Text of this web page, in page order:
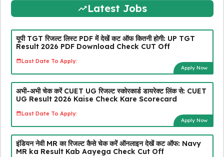
Latest Jobs
यूपी TGT रिजल्ट लिस्ट PDF में देखें कट ऑफ कितनी होगी: UP TGT
Result 2026 PDF Download Check CUT Off
Last Date To Apply:
Apply Now
अभी-अभी चेक करें CUET UG रिजल्ट स्कोरकार्ड डायरेक्ट लिंक से: CUET
UG Result 2026 Kaise Check Kare Scorecard
Last Date To Apply:
Apply Now
इंडियन नेवी MR का रिजल्ट कैसे चेक करें ऑनलाइन देखें कट ऑफ: Navy
MR ka Result Kab Aayega Check Cut Off